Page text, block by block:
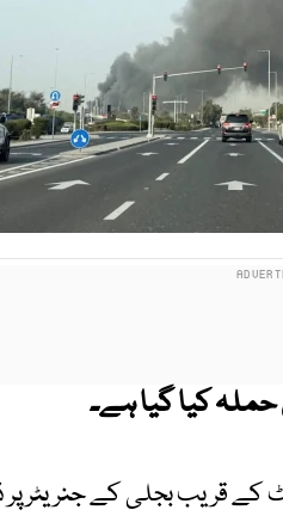
کیا گیا ہے۔
کے قریب بجلی کے جنریٹر پر